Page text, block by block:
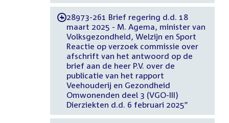
-28973-261 Brief regering d.d. 18
maart 2025 - M. Agema, minister van
Volksgezondheid, Welzijn en Sport
Reactie op verzoek commissie over
afschrift van het antwoord op de
brief aan de heer P.V. over de
publicatie van het rapport
Veehouderij en Gezondheid
Omwonenden deel 3 (VGO-III)
Dierziekten d.d. 6 februari 2025”